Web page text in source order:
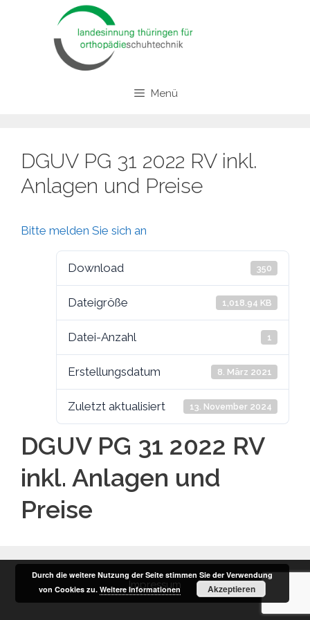
Menü
DGUV PG 31 2022 RV inkl.
Anlagen und Preise
Bitte melden Sie sich an
Download 350
Dateigröße 1,018.94 KB
Datei-Anzahl 1
Erstellungsdatum 8. März 2021
Zuletzt aktualisiert 13. November 2024
DGUV PG 31 2022 RV
inkl. Anlagen und
Preise
Impressum
Durch die weitere Nutzung der Seite stimmen Sie der Verwendung
von Cookies zu.Weitere Informationen Akzeptieren